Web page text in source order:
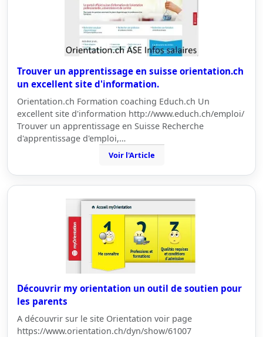
Trouver un apprentissage en suisse orientation.ch
un excellent site d'information.
Orientation.ch Formation coaching Educh.ch Un
excellent site d'information http://www.educh.ch/emploi/
Trouver un apprentissage en Suisse Recherche
d'apprentissage d'emploi,…
Voir l'Article
Découvrir my orientation un outil de soutien pour
les parents
A découvrir sur le site Orientation voir page
https://www.orientation.ch/dyn/show/61007